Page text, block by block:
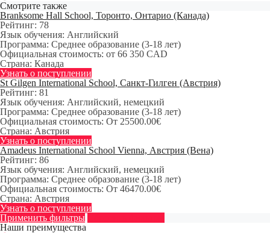
Смотрите также
Branksome Hall School, Торонто, Онтарио (Канада)
Рейтинг: 78
Язык обучения: Английский
Программа: Среднее образование (3-18 лет)
Официальная стоимость: от 66 350 CAD
Страна: Канада
Узнать о поступлении
St Gilgen International School, Санкт-Гилген (Австрия)
Рейтинг: 81
Язык обучения: Английский, немецкий
Программа: Среднее образование (3-18 лет)
Официальная стоимость: От 25500.00€
Страна: Австрия
Узнать о поступлении
Amadeus International School Vienna, Австрия (Вена)
Рейтинг: 86
Язык обучения: Английский, немецкий
Программа: Среднее образование (3-18 лет)
Официальная стоимость: От 46470.00€
Страна: Австрия
Узнать о поступлении
Применить фильтры
Наши преимущества